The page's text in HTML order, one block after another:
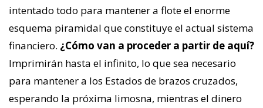
intentado todo para mantener a flote el enorme
esquema piramidal que constituye el actual sistema
financiero. ¿Cómo van a proceder a partir de aquí?
Imprimirán hasta el infinito, lo que sea necesario
para mantener a los Estados de brazos cruzados,
esperando la próxima limosna, mientras el dinero